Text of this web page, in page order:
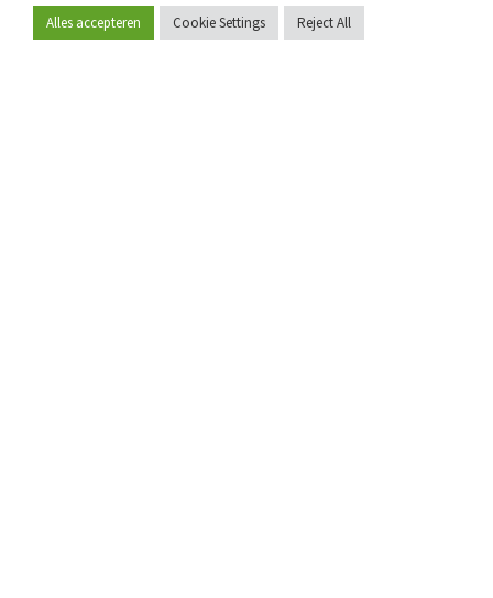
Word lid
Alles accepteren Cookie Settings Reject All